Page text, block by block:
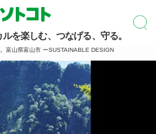
を楽しむ、つなげる、守る。
富山県富山市 ーSUSTAINABLE DESIGN